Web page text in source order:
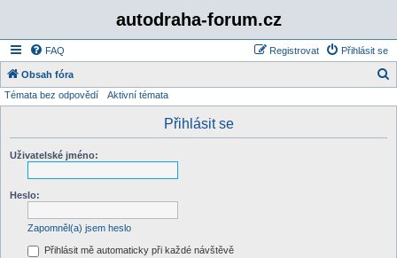
autodraha-forum.cz
FAQ Přihlásit se
Registrovat
Obsah fóra
Témata bez odpovědí Aktivní témata
Přihlásit se
Uživatelské jméno:
Heslo:
Zapomněl(a) jsem heslo
Přihlásit mě automaticky při každé návštěvě